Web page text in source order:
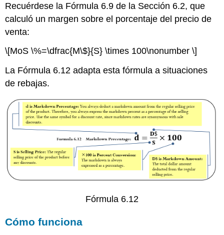
Recuérdese la Fórmula 6.9 de la Sección 6.2, que
calculó un margen sobre el porcentaje del precio de
venta:
\[MoS \%=\dfrac{M\$}{S} \times 100\nonumber \]
La Fórmula 6.12 adapta esta fórmula a situaciones
de rebajas.
Fórmula 6.12
Cómo funciona